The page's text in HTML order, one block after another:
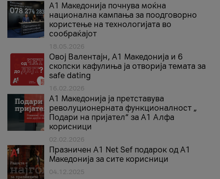
A1 Македонија почнува моќна
национална кампања за поодговорно
користење на технологијата во
сообраќајот
18.05.2026
Овој Валентајн, A1 Македонија и 6
скопски кафулиња ја отворија темата за
safe dating
16.02.2026
А1 Македонија ја претставува
револуционерната функционалност „
Подари на пријател“ за А1 Алфа
корисници
02.02.2026
Празничен A1 Net Sеf подарок од А1
Македонија за сите корисници
04.12.2025